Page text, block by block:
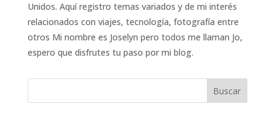
Unidos. Aquí registro temas variados y de mi interés
relacionados con viajes, tecnología, fotografía entre
otros Mi nombre es Joselyn pero todos me llaman Jo,
espero que disfrutes tu paso por mi blog.